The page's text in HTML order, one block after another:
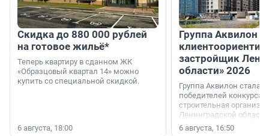
Скидка до 880 000 рублей
на готовое жильё*
Теперь квартиру в сданном ЖК
«Образцовый квартал 14» можно
купить со специальной скидкой.
6 августа, 18:00
Группа Аквилон
застройщик
области» 2026
Группа Аквилон стала
победителей конкурса
строительная
Ленинградской области
номинации «Самый
6 августа, 16:50